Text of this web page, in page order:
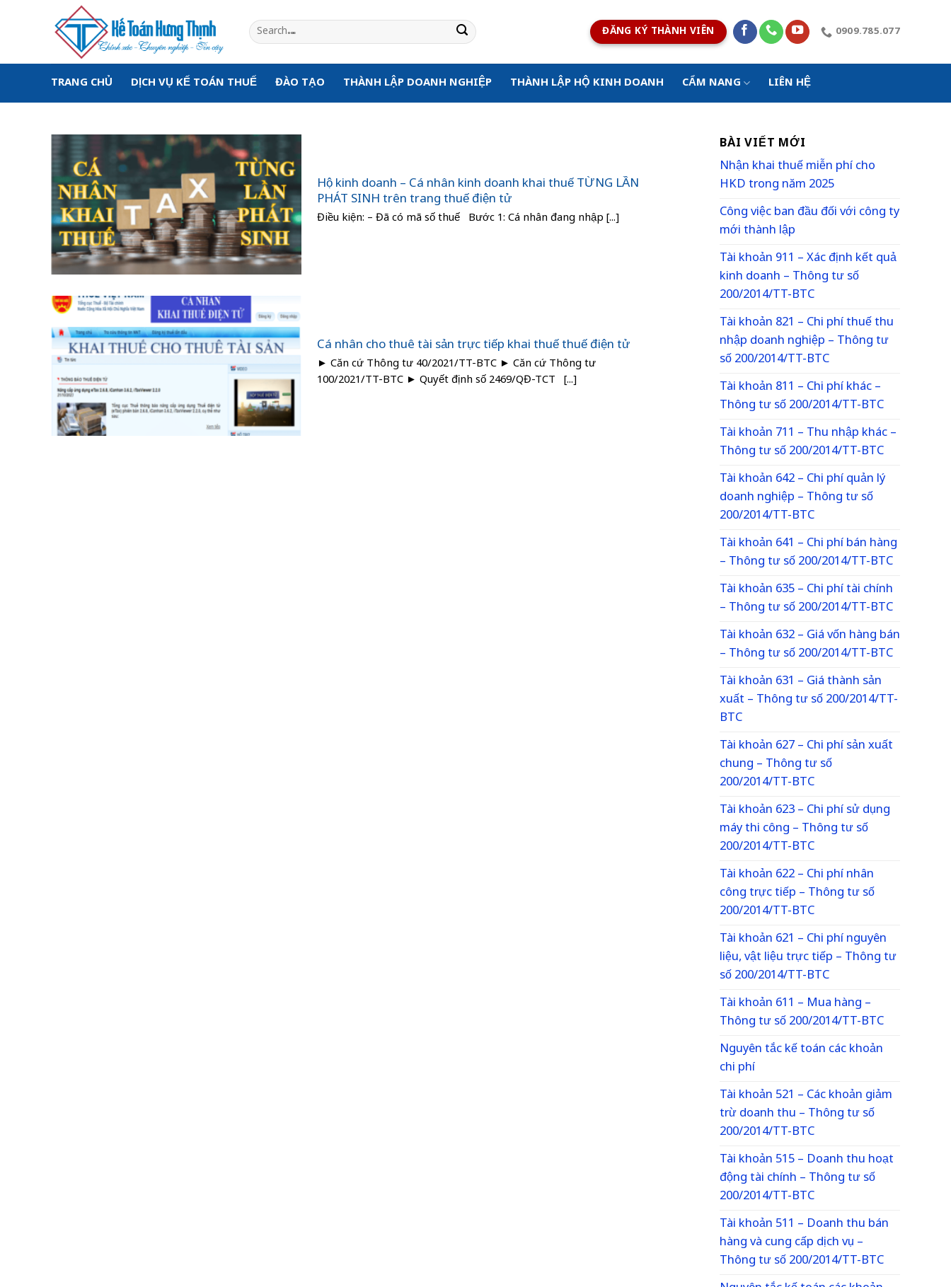
ĐĂNG KÝ THÀNH VIÊN 0909.785.077
TRANG CHỦ DỊCH VỤ KẾ TOÁN THUẾ ĐÀO TẠO THÀNH LẬP DOANH NGHIỆP THÀNH LẬP HỘ KINH DOANH CẨM NANG LIÊN HỆ
Hộ kinh doanh – Cá nhân kinh doanh khai thuế TỪNG LẦN
PHÁT SINH trên trang thuế điện tử
Điều kiện: – Đã có mã số thuế Bước 1: Cá nhân đang nhập [...]
Cá nhân cho thuê tài sản trực tiếp khai thuế thuế điện tử
► Căn cứ Thông tư 40/2021/TT-BTC ► Căn cứ Thông tư
100/2021/TT-BTC ► Quyết định số 2469/QĐ-TCT [...]
BÀI VIẾT MỚI
Nhận khai thuế miễn phí cho
HKD trong năm 2025
Công việc ban đầu đối với công ty
mới thành lập
Tài khoản 911 – Xác định kết quả
kinh doanh – Thông tư số
200/2014/TT-BTC
Tài khoản 821 – Chi phí thuế thu
nhập doanh nghiệp – Thông tư
số 200/2014/TT-BTC
Tài khoản 811 – Chi phí khác –
Thông tư số 200/2014/TT-BTC
Tài khoản 711 – Thu nhập khác –
Thông tư số 200/2014/TT-BTC
Tài khoản 642 – Chi phí quản lý
doanh nghiệp – Thông tư số
200/2014/TT-BTC
Tài khoản 641 – Chi phí bán hàng
– Thông tư số 200/2014/TT-BTC
Tài khoản 635 – Chi phí tài chính
– Thông tư số 200/2014/TT-BTC
Tài khoản 632 – Giá vốn hàng bán
– Thông tư số 200/2014/TT-BTC
Tài khoản 631 – Giá thành sản
xuất – Thông tư số 200/2014/TT-
BTC
Tài khoản 627 – Chi phí sản xuất
chung – Thông tư số
200/2014/TT-BTC
Tài khoản 623 – Chi phí sử dụng
máy thi công – Thông tư số
200/2014/TT-BTC
Tài khoản 622 – Chi phí nhân
công trực tiếp – Thông tư số
200/2014/TT-BTC
Tài khoản 621 – Chi phí nguyên
liệu, vật liệu trực tiếp – Thông tư
số 200/2014/TT-BTC
Tài khoản 611 – Mua hàng –
Thông tư số 200/2014/TT-BTC
Nguyên tắc kế toán các khoản
chi phí
Tài khoản 521 – Các khoản giảm
trừ doanh thu – Thông tư số
200/2014/TT-BTC
Tài khoản 515 – Doanh thu hoạt
động tài chính – Thông tư số
200/2014/TT-BTC
Tài khoản 511 – Doanh thu bán
hàng và cung cấp dịch vụ –
Thông tư số 200/2014/TT-BTC